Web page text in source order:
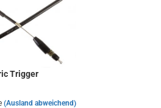
Trigger
(Ausland abweichend)